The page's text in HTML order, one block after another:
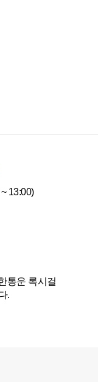
13:00)
통운 록시걸
.